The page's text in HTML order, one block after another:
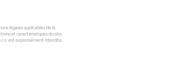
légales applicables de la
et caractéristiques du site.
est expressément interdite,